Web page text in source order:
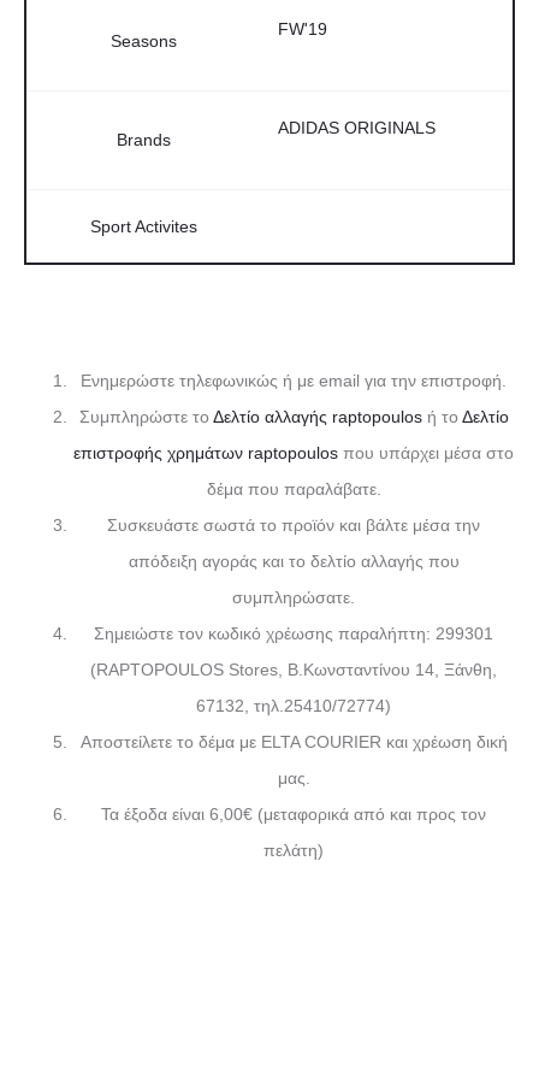
Seasons
FW'19
Brands
ADIDAS ORIGINALS
Sport Activites
Ενημερώστε τηλεφωνικώς ή με email για την επιστροφή.
Συμπληρώστε το Δελτίο αλλαγής raptopoulosή το Δελτίο
επιστροφής χρημάτων raptopoulos που υπάρχει μέσα στο
δέμα που παραλάβατε.
Συσκευάστε σωστά το προϊόν και βάλτε μέσα την
απόδειξη αγοράς και το δελτίο αλλαγής που
συμπληρώσατε.
Σημειώστε τον κωδικό χρέωσης παραλήπτη: 299301
(RAPTOPOULOS Stores, Β.Κωνσταντίνου 14, Ξάνθη,
67132, τηλ.25410/72774)
Αποστείλετε το δέμα με ELTA COURIER και χρέωση δική
μας.
Τα έξοδα είναι 6,00€ (μεταφορικά από και προς τον
πελάτη)